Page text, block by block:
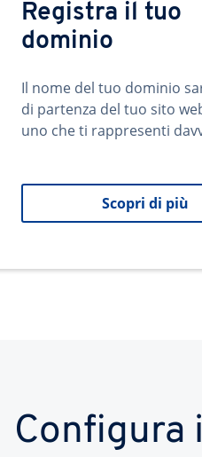
Registra il tuo
dominio
Il nome del tuo dominio
di partenza del tuo sito
uno che ti rappresenti
Scopri di più
Configura